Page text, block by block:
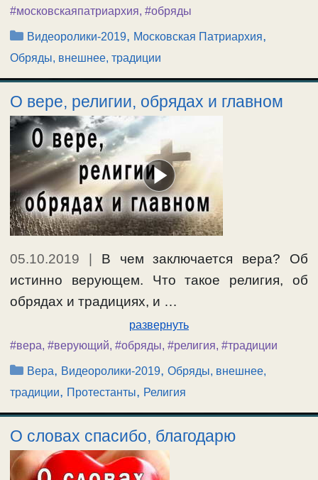
#московскаяпатриархия, #обряды
Рубрики
Видеоролики-2019, Московская Патриархия,
Обряды, внешнее, традиции
О вере, религии, обрядах и главном
05.10.2019
В чем заключается вера? Об
истинно верующем. Что такое религия, об
обрядах и традициях, и …
развернуть
#вера, #верующий, #обряды, #религия, #традиции
Рубрики
Вера, Видеоролики-2019,Обряды, внешнее,
традиции, Протестанты, Религия
О словах спасибо, благодарю